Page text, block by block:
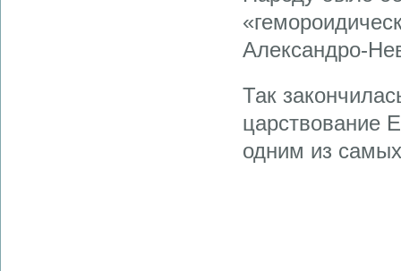
Александро-
Так
царствование
одним из